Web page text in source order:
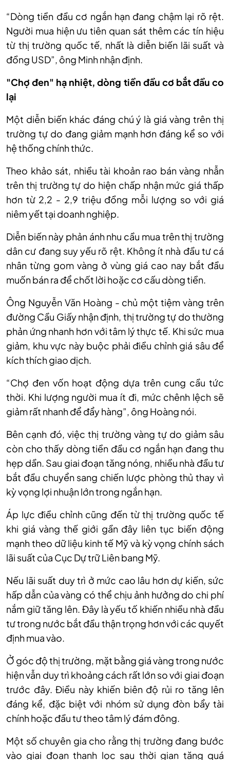
“Dòng tiền đầu cơ ngắn hạn đang chậm lại rõ rệt.
Người mua hiện ưu tiên quan sát thêm các tín hiệu
từ thị trường quốc tế, nhất là diễn biến lãi suất và
đồng USD”, ông Minh nhận định.
"Chợ đen" hạ nhiệt, dòng tiền đầu cơ bắt đầu co
lại
Một diễn biến khác đáng chú ý là giá vàng trên thị
trường tự do đang giảm mạnh hơn đáng kể so với
hệ thống chính thức.
Theo khảo sát, nhiều tài khoản rao bán vàng nhẫn
trên thị trường tự do hiện chấp nhận mức giá thấp
hơn từ 2,2 - 2,9 triệu đồng mỗi lượng so với giá
niêm yết tại doanh nghiệp.
Diễn biến này phản ánh nhu cầu mua trên thị trường
dân cư đang suy yếu rõ rệt. Không ít nhà đầu tư cá
nhân từng gom vàng ở vùng giá cao nay bắt đầu
muốn bán ra để chốt lời hoặc cơ cấu dòng tiền.
Ông Nguyễn Văn Hoàng - chủ một tiệm vàng trên
đường Cầu Giấy nhận định, thị trường tự do thường
phản ứng nhanh hơn với tâm lý thực tế. Khi sức mua
giảm, khu vực này buộc phải điều chỉnh giá sâu để
kích thích giao dịch.
“Chợ đen vốn hoạt động dựa trên cung cầu tức
thời. Khi lượng người mua ít đi, mức chênh lệch sẽ
giảm rất nhanh để đẩy hàng”, ông Hoàng nói.
Bên cạnh đó, việc thị trường vàng tự do giảm sâu
còn cho thấy dòng tiền đầu cơ ngắn hạn đang thu
hẹp dần. Sau giai đoạn tăng nóng, nhiều nhà đầu tư
bắt đầu chuyển sang chiến lược phòng thủ thay vì
kỳ vọng lợi nhuận lớn trong ngắn hạn.
Áp lực điều chỉnh cũng đến từ thị trường quốc tế
khi giá vàng thế giới gần đây liên tục biến động
mạnh theo dữ liệu kinh tế Mỹ và kỳ vọng chính sách
lãi suất của Cục Dự trữ Liên bang Mỹ.
Nếu lãi suất duy trì ở mức cao lâu hơn dự kiến, sức
hấp dẫn của vàng có thể chịu ảnh hưởng do chi phí
nắm giữ tăng lên. Đây là yếu tố khiến nhiều nhà đầu
tư trong nước bắt đầu thận trọng hơn với các quyết
định mua vào.
Ở góc độ thị trường, mặt bằng giá vàng trong nước
hiện vẫn duy trì khoảng cách rất lớn so với giai đoạn
trước đây. Điều này khiến biên độ rủi ro tăng lên
đáng kể, đặc biệt với nhóm sử dụng đòn bẩy tài
chính hoặc đầu tư theo tâm lý đám đông.
Một số chuyên gia cho rằng thị trường đang bước
vào giai đoạn thanh lọc sau thời gian tăng quá